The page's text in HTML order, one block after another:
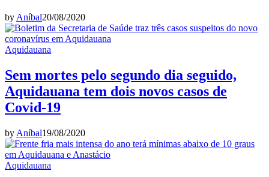
by Aníbal20/08/2020
Aquidauana
Sem mortes pelo segundo dia seguido,
Aquidauana tem dois novos casos de
Covid-19
by Aníbal19/08/2020
Aquidauana